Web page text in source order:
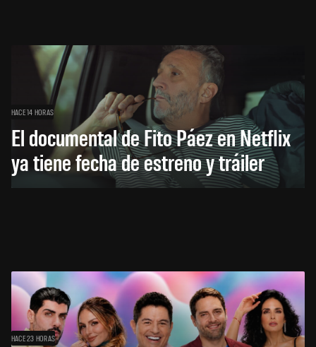
HACE 14 HORAS
El documental de Fito Páez en Netflix
ya tiene fecha de estreno y tráiler
HACE 23 HORAS